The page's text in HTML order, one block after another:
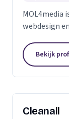
MOL4media
webdesign
Content
van der Helm,...
Bekijk
Cleanall